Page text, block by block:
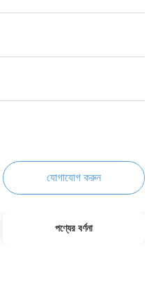
যোগাযোগ করুন
পণ্যের বর্ণনা